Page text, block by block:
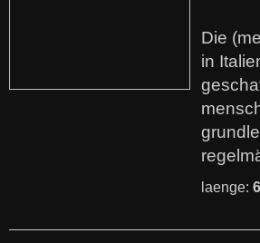
Die
in
laenge: